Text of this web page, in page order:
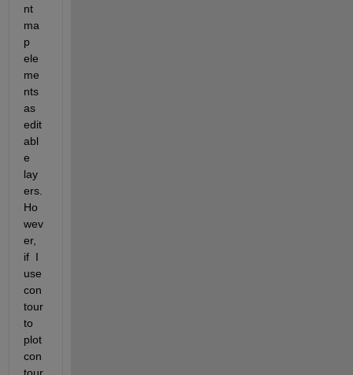
nt
ma
p
ele
me
nts
as
edit
abl
e
lay
ers.
Ho
wev
er,
if  I
use
con
tour
to
plot
con